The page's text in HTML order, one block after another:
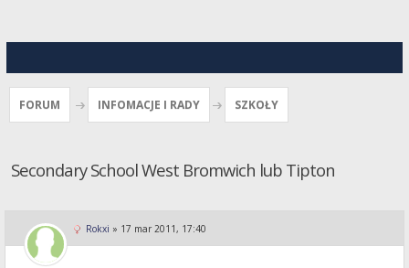
FORUM INFOMACJE I RADY SZKOŁY
Secondary School West Bromwich lub Tipton
Rokxi » 17 mar 2011, 17:40